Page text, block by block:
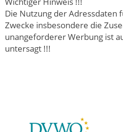
Die Nutzung der Adressdaten
Zwecke insbesondere die
unangeforderer Werbung ist
untersagt !!!